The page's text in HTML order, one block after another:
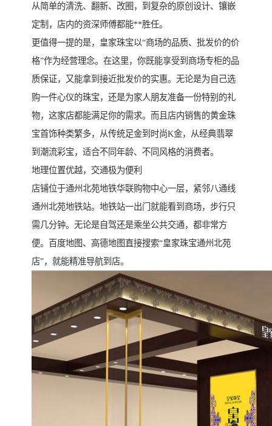
从简单的清洗、翻新、改圈，到复杂的原创设计、镶嵌
定制，店内的资深师傅都能**胜任。
更值得一提的是，皇家珠宝以“商场的品质、批发价的价
格”作为经营理念。在这里，你既能享受到商场专柜的品
质保证，又能拿到接近批发价的实惠。无论是为自己选
购一件心仪的珠宝，还是为家人朋友准备一份特别的礼
物，这家店都能满足你的需求。而且店内销售的黄金珠
宝首饰种类繁多，从传统足金到时尚K金，从经典翡翠
到潮流彩宝，适合不同年龄、不同风格的消费者。
地理位置优越，交通极为便利
店铺位于通州北苑地铁华联购物中心一层，紧邻八通线
通州北苑地铁站。地铁站一出门就能看到商场，步行只
需几分钟。无论是自驾还是乘坐公共交通，都非常方
便。百度地图、高德地图直接搜索“皇家珠宝通州北苑
店”，就能精准导航到店。